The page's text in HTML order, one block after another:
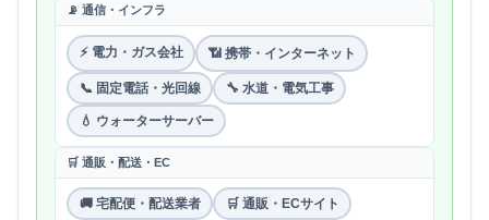
📡 通信・インフラ
⚡ 電力・ガス会社 📶 携帯・インターネット
📞 固定電話・光回線 🔧 水道・電気工事
💧 ウォーターサーバー
🛒 通販・配送・EC
🚚 宅配便・配送業者 🛒 通販・ECサイト